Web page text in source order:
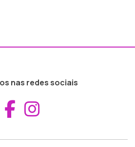
nas redes sociais
Aceder ao